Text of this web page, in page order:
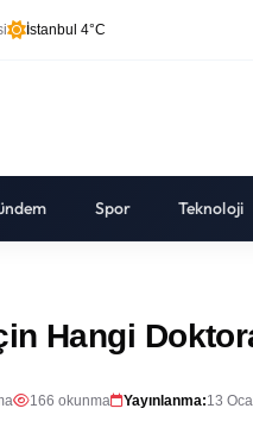
İstanbul 4°C
Spor Teknoloji
Hangi
166 okunma Yayınlanma:13